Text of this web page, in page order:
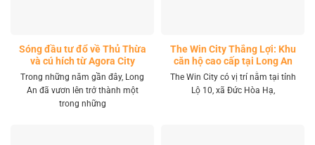
Sóng đầu tư đổ về Thủ Thừa
và cú hích từ Agora City
Trong những năm gần đây, Long
An đã vươn lên trở thành một
trong những
The Win City Thắng Lợi: Khu
căn hộ cao cấp tại Long An
The Win City có vị trí nằm tại tỉnh
Lộ 10, xã Đức Hòa Hạ,